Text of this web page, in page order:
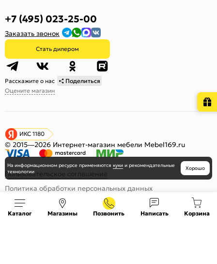
+7 (495) 023-25-00
Заказать звонок
Стать дилером
Расскажите о нас
Поделиться
Оцените магазин
ИКС 1180
© 2015—2026 Интернет-магазин мебели Mebel169.ru
Пользовательское соглашение
Политика обработки персональных данных
Карта сайта
Каталог Магазины Позвонить Написать Корзина
На информационном ресурсе применяются куки и рекомендательные
технологии
Хорошо